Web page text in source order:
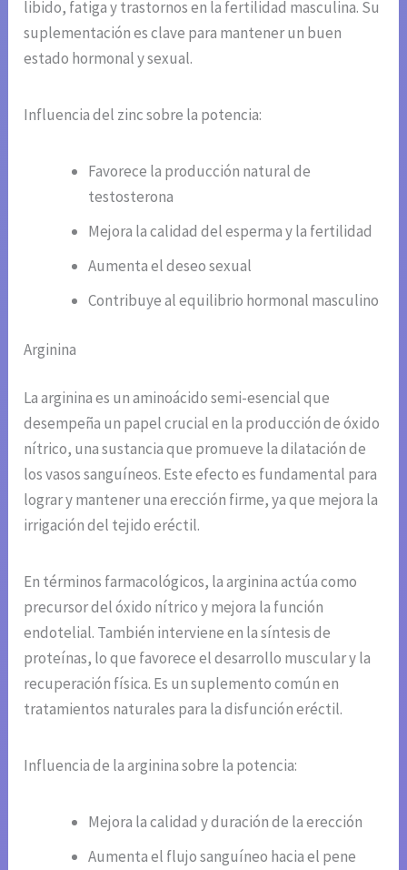
libido, fatiga y trastornos en la fertilidad masculina. Su
suplementación es clave para mantener un buen
estado hormonal y sexual.
Influencia del zinc sobre la potencia:
Favorece la producción natural de
testosterona
Mejora la calidad del esperma y la fertilidad
Aumenta el deseo sexual
Contribuye al equilibrio hormonal masculino
Arginina
La arginina es un aminoácido semi-esencial que
desempeña un papel crucial en la producción de óxido
nítrico, una sustancia que promueve la dilatación de
los vasos sanguíneos. Este efecto es fundamental para
lograr y mantener una erección firme, ya que mejora la
irrigación del tejido eréctil.
En términos farmacológicos, la arginina actúa como
precursor del óxido nítrico y mejora la función
endotelial. También interviene en la síntesis de
proteínas, lo que favorece el desarrollo muscular y la
recuperación física. Es un suplemento común en
tratamientos naturales para la disfunción eréctil.
Influencia de la arginina sobre la potencia:
Mejora la calidad y duración de la erección
Aumenta el flujo sanguíneo hacia el pene